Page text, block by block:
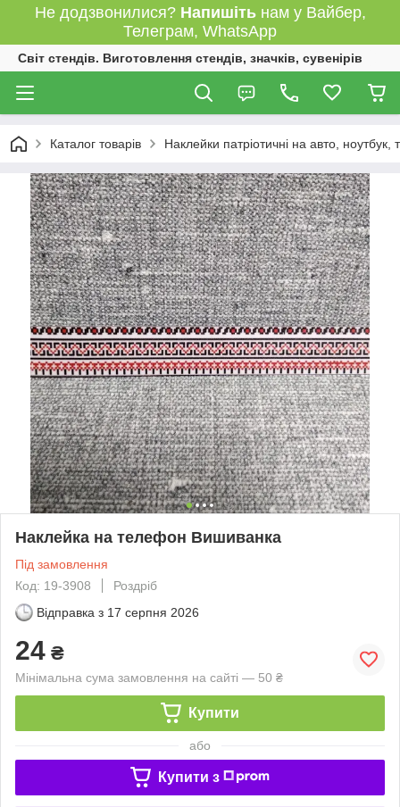
Не додзвонилися? Напишітьнам у Вайбер,
Телеграм, WhatsApp
Світ стендів. Виготовлення стендів, значків, сувенірів
Каталог товарів Наклейки патріотичні на авто,
Наклейка на телефон Вишиванка
Під замовлення
Код: 19-3908
Роздріб
Відправка з 17 серпня 2026
24 ₴
Мінімальна сума замовлення на сайті — 50 ₴
Купити
або
Купити з